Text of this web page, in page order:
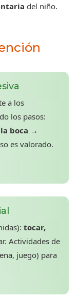
del niño.
a los
los pasos:
boca →
es valorado.
tocar,
Actividades de
juego) para